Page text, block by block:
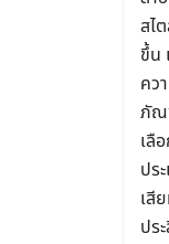
สไ
ขึ้น
คว
ภัณ
เลื
ปร
เสี
ปร